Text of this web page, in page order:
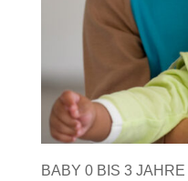
BABY 0 BIS 3 JAHRE